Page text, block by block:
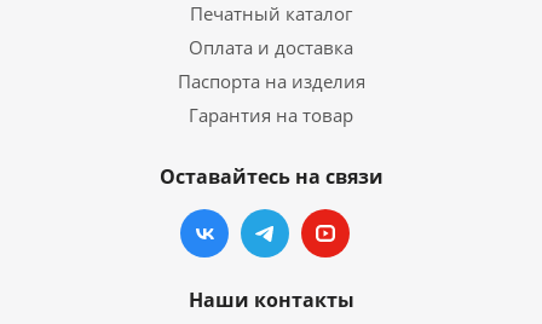
Печатный каталог
Оплата и доставка
Паспорта на изделия
Гарантия на товар
Оставайтесь на связи
Наши контакты